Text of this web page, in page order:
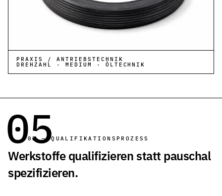
PRAXIS / ANTRIEBSTECHNIK
DREHZAHL · MEDIUM · ÖLTECHNIK
05
05 — QUALIFIKATIONSPROZESS
Werkstoffe qualifizieren statt pauschal
spezifizieren.